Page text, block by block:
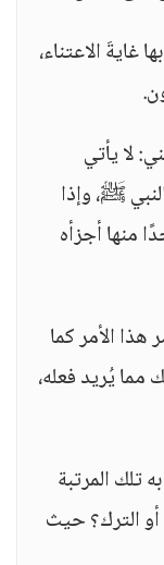
غايةَ الاعتناء،
لا يأتي
ﷺ، وإذا
منها أجزأه
الأمر كما
مما يُريد فعله،
تلك المرتبة
الترك؟ حيث